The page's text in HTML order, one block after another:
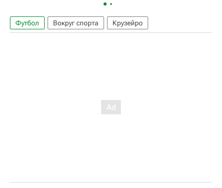
Футбол Вокруг спорта Крузейро